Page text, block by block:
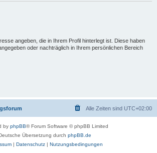
angeben, die in Ihrem Profil hinterlegt ist. Diese haben
oder nachträglich in Ihrem persönlichen Bereich
Alle Zeiten sind UTC+02:00
by phpBB® Forum Software © phpBB Limited
Übersetzung durch phpBB.de
| Datenschutz | Nutzungsbedingungen